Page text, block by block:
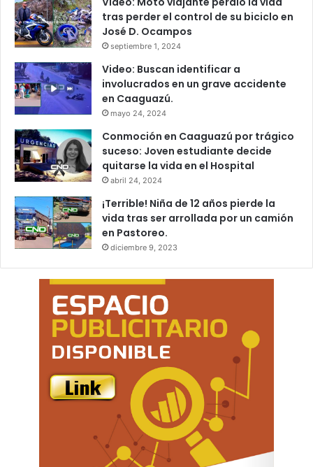
tras perder el control de su biciclo en
José D. Ocampos
septiembre 1, 2024
Video: Buscan identificar a
involucrados en un grave accidente
en Caaguazú.
mayo 24, 2024
Conmoción en Caaguazú por trágico
suceso: Joven estudiante decide
quitarse la vida en el Hospital
abril 24, 2024
¡Terrible! Niña de 12 años pierde la
vida tras ser arrollada por un camión
en Pastoreo.
diciembre 9, 2023